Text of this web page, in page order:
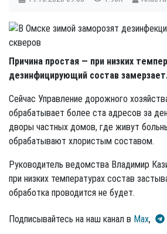
Причина простая — при низких
дезинфицирующий состав
Сейчас Управление дорожного
обрабатывает более ста адресов за
дворы частных домов, где живут
обрабатывают хлористым составом.
Руководитель ведомства Владимир
при низких температурах состав
обработка проводится не будет.
Подписывайтесь на наш канал в Max,